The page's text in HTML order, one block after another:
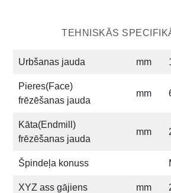
TEHNISKĀS
Urbšanas jauda mm
Pieres(Face)
frēzēšanas jauda
mm
Kāta(Endmill)
frēzēšanas jauda
mm
Špindeļa konuss
XYZ ass gājiens mm